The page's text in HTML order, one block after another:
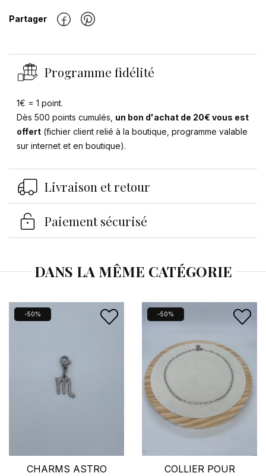
Partager
Programme fidélité
1€ = 1 point.
Dès 500 points cumulés, un bon d'achat de 20€ vous est
offert(fichier client relié à la boutique, programme valable
sur internet et en boutique).
Livraison et retour
Paiement sécurisé
DANS LA MÊME CATÉGORIE
-50%
CHARMS ASTRO
-50%
COLLIER POUR
Se connecter ×
produits dans votre liste d'envies.
Annuler Se connecter